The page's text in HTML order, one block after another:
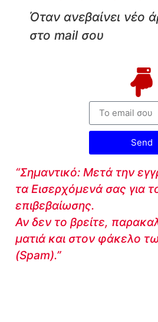
Όταν ανεβαίνει νέο
στο mail σου
Send
“Σημαντικό: Μετά την
τα Εισερχόμενά σας για
επιβεβαίωσης.
Αν δεν το βρείτε,
ματιά και στον φάκελο
(Spam).”